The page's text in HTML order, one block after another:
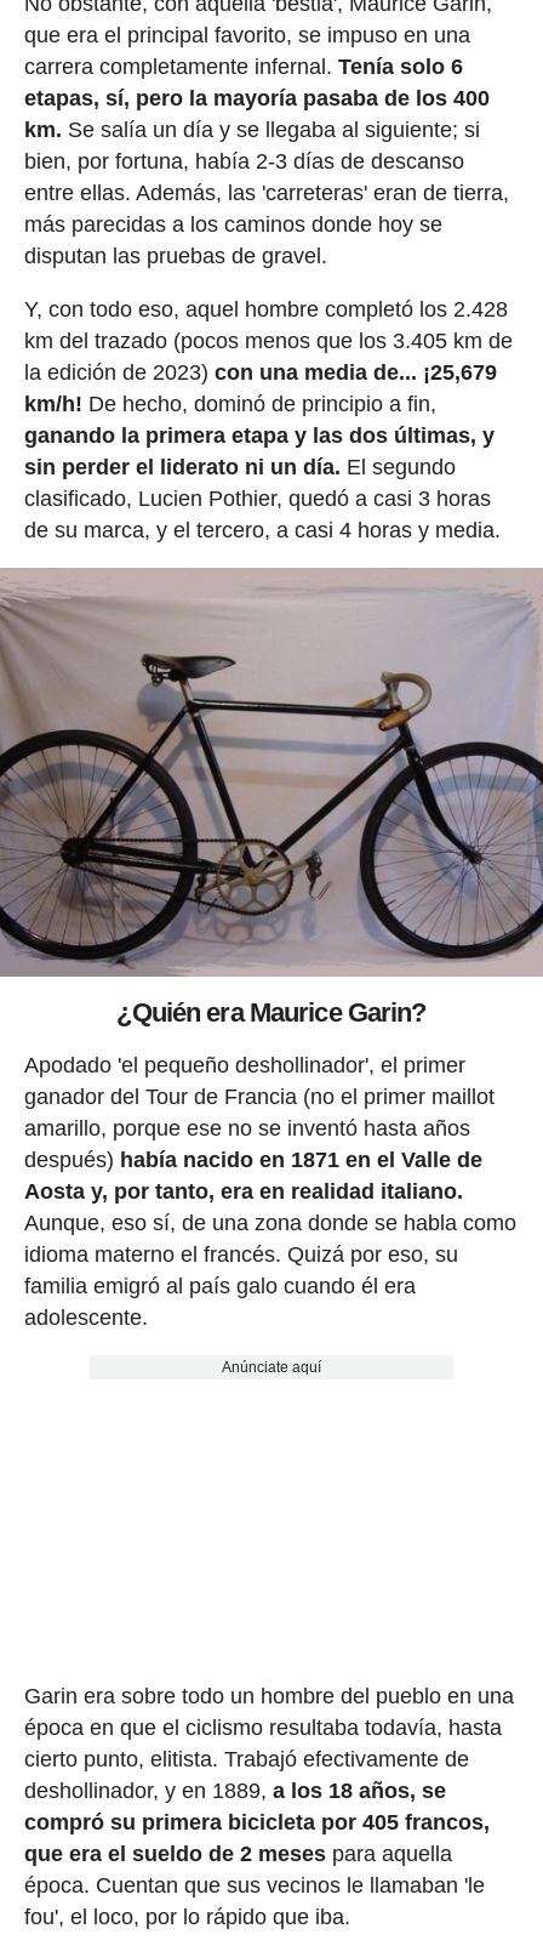
que era el principal favorito, se impuso en una
carrera completamente infernal. Tenía solo 6
etapas, sí, pero la mayoría pasaba de los 400
km. Se salía un día y se llegaba al siguiente; si
bien, por fortuna, había 2-3 días de descanso
entre ellas. Además, las 'carreteras' eran de tierra,
más parecidas a los caminos donde hoy se
disputan las pruebas de gravel.
Y, con todo eso, aquel hombre completó los 2.428
km del trazado (pocos menos que los 3.405 km de
la edición de 2023) con una media de... ¡25,679
km/h! De hecho, dominó de principio a fin,
ganando la primera etapa y las dos últimas, y
sin perder el liderato ni un día. El segundo
clasificado, Lucien Pothier, quedó a casi 3 horas
de su marca, y el tercero, a casi 4 horas y media.
¿Quién era Maurice Garin?
Apodado 'el pequeño deshollinador', el primer
ganador del Tour de Francia (no el primer maillot
amarillo, porque ese no se inventó hasta años
después) había nacido en 1871 en el Valle de
Aosta y, por tanto, era en realidad italiano.
Aunque, eso sí, de una zona donde se habla como
idioma materno el francés. Quizá por eso, su
familia emigró al país galo cuando él era
adolescente.
Anúnciate aquí
Garin era sobre todo un hombre del pueblo en una
época en que el ciclismo resultaba todavía, hasta
cierto punto, elitista. Trabajó efectivamente de
deshollinador, y en 1889, a los 18 años, se
compró su primera bicicleta por 405 francos,
que era el sueldo de 2 mesespara aquella
época. Cuentan que sus vecinos le llamaban 'le
fou', el loco, por lo rápido que iba.